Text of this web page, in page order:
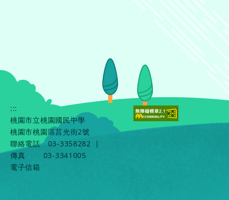
:::
桃園市立桃園國民中學
桃園市桃園區莒光街2號
聯絡電話
03-3358282
|
傳真
03-3341005
電子信箱